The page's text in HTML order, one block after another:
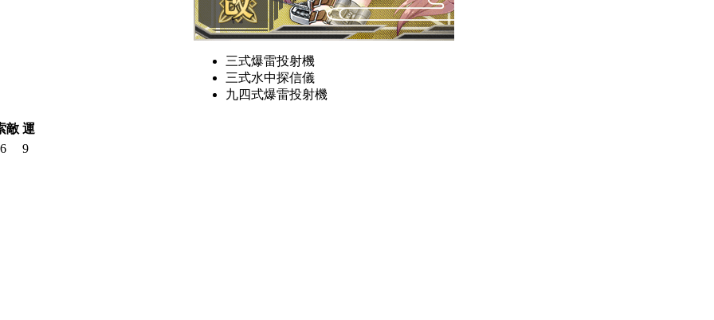
三式爆雷投射機
三式水中探信儀
九四式爆雷投射機
敵 運
9